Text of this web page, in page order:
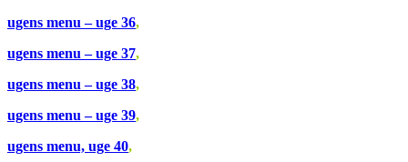
ugens menu – uge 36,
ugens menu – uge 37,
ugens menu – uge 38,
ugens menu – uge 39,
ugens menu, uge 40,